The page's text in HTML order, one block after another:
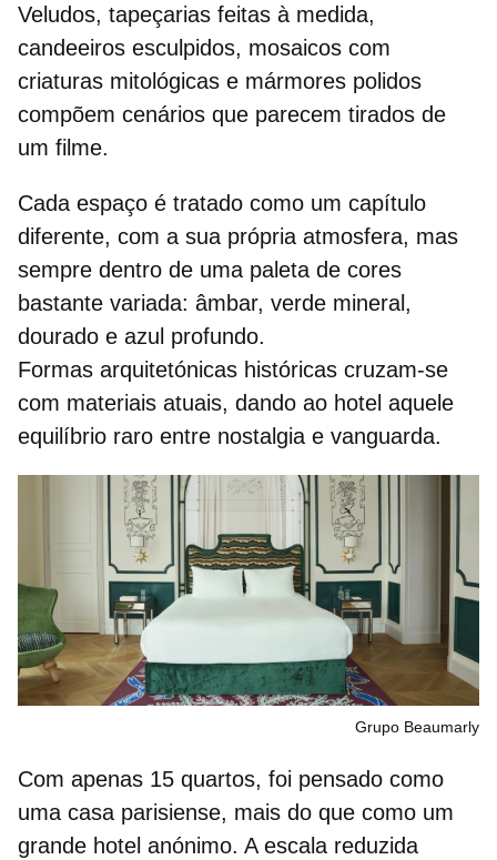
Veludos, tapeçarias feitas à medida,
candeeiros esculpidos, mosaicos com
criaturas mitológicas e mármores polidos
compõem cenários que parecem tirados de
um filme.
Cada espaço é tratado como um capítulo
diferente, com a sua própria atmosfera, mas
sempre dentro de uma paleta de cores
bastante variada: âmbar, verde mineral,
dourado e azul profundo.
Formas arquitetónicas históricas cruzam‑se
com materiais atuais, dando ao hotel aquele
equilíbrio raro entre nostalgia e vanguarda.
Grupo Beaumarly
Com apenas 15 quartos, foi pensado como
uma casa parisiense, mais do que como um
grande hotel anónimo. A escala reduzida